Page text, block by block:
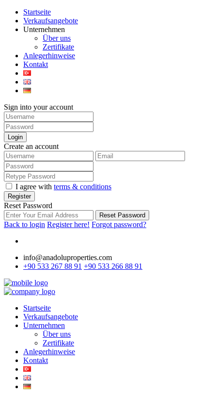
Startseite
Verkaufsangebote
Unternehmen
Über uns
Zertifikate
Anlegerhinweise
Kontakt
Sign into your account
Login
Create an account
I agree with terms & conditions
Register
Reset Password
Reset Password
Back to login Register here! Forgot password?
info@anadoluproperties.com
+90 533 267 88 91 +90 533 266 88 91
Startseite
Verkaufsangebote
Unternehmen
Über uns
Zertifikate
Anlegerhinweise
Kontakt